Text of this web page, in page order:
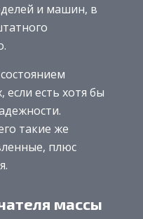
и машин, в
есть хотя бы
такие же
плюс
массы